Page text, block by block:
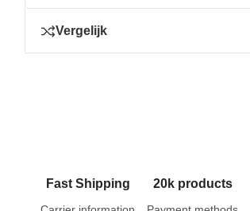
Vergelijk
Fast Shipping 20k products